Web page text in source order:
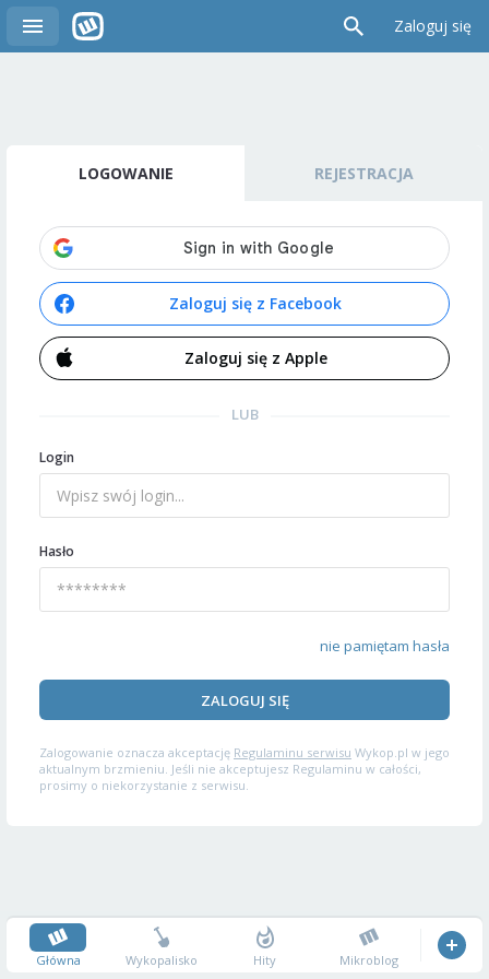
Zaloguj się
LOGOWANIE REJESTRACJA
Zaloguj się z Facebook
Zaloguj się z Apple
LUB
Login
Hasło
nie pamiętam hasła
ZALOGUJ SIĘ
Zalogowanie oznacza akceptację Regulaminu serwisu Wykop.pl w jego
aktualnym brzmieniu. Jeśli nie akceptujesz Regulaminu w całości,
prosimy o niekorzystanie z serwisu.
Główna Wykopalisko Hity Mikroblog